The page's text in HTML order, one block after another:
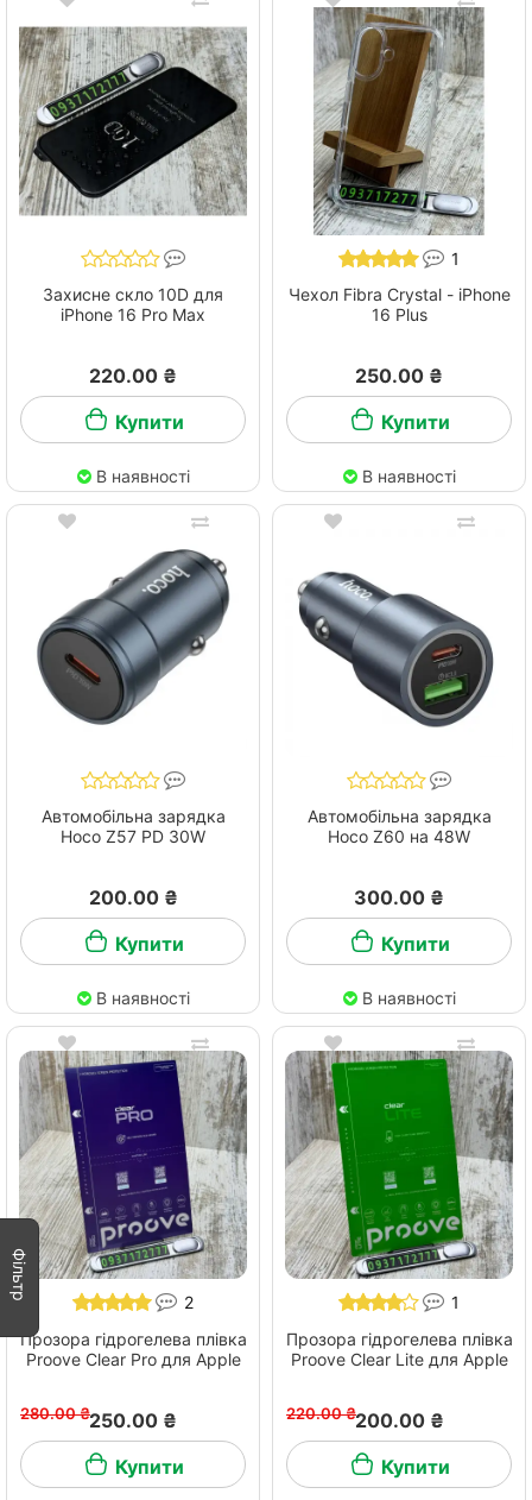
Захисне скло 10D для
iPhone 16 Pro Max
220.00 ₴
Купити
В наявності
1
Чехол Fibra Crystal - iPhone
16 Plus
250.00 ₴
Купити
В наявності
Автомобільна зарядка
Hoco Z57 PD 30W
200.00 ₴
Купити
В наявності
Автомобільна зарядка
Hoco Z60 на 48W
300.00 ₴
Купити
В наявності
2
Прозора гідрогелева плівка
Proove Clear Pro для Apple
280.00 ₴250.00 ₴
Купити
1
Прозора гідрогелева плівка
Proove Clear Lite для Apple
220.00 ₴200.00 ₴
Купити
Фільтр